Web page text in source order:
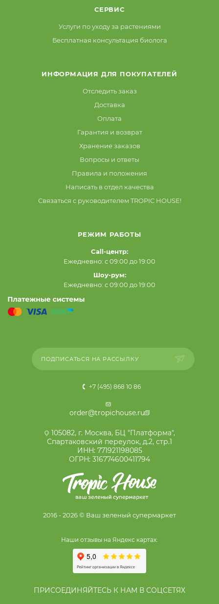
СЕРВИС
Услуги по уходу за растениями
Бесплатная консультация биолога
ИНФОРМАЦИЯ ДЛЯ ПОКУПАТЕЛЕЙ
Отследить заказ
Доставка
Оплата
Гарантия и возврат
Хранение заказов
Вопросы и ответы
Правила и положения
Написать в отдел качества
Связаться с руководителем TROPIC HOUSE!
РЕЖИМ РАБОТЫ
Call-центр:
Ежедневно: с 09:00 до 19:00
Шоу-рум:
Ежедневно: с 09:00 до 19:00
ПОДПИСАТЬСЯ НА РАССЫЛКУ
+7 (495) 868 10 86
order@tropichouse.ru
105082, г. Москва, БЦ "Платформа",
Спартаковский переулок, д.2, стр.1
ИНН: 771921198085
ОГРН: 316774600411794
2016 - 2026 © Ваш зеленый супермаркет
Наши отзывы на Яндекс картах:
ПРИСОЕДИНЯЙТЕСЬ К НАМ В СОЦСЕТЯХ